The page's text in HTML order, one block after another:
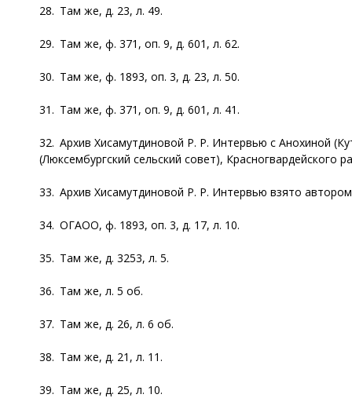
28. Там же, д. 23, л. 49.
29. Там же, ф. 371, оп. 9, д. 601, л. 62.
30. Там же, ф. 1893, оп. 3, д. 23, л. 50.
31. Там же, ф. 371, оп. 9, д. 601, л. 41.
32. Архив Хисамутдиновой Р. Р. Интервью с Анохиной
(Люксембургский сельский совет), Красногвардейского
33. Архив Хисамутдиновой Р. Р. Интервью взято
34. ОГАОО, ф. 1893, оп. 3, д. 17, л. 10.
35. Там же, д. 3253, л. 5.
36. Там же, л. 5 об.
37. Там же, д. 26, л. 6 об.
38. Там же, д. 21, л. 11.
39. Там же, д. 25, л. 10.